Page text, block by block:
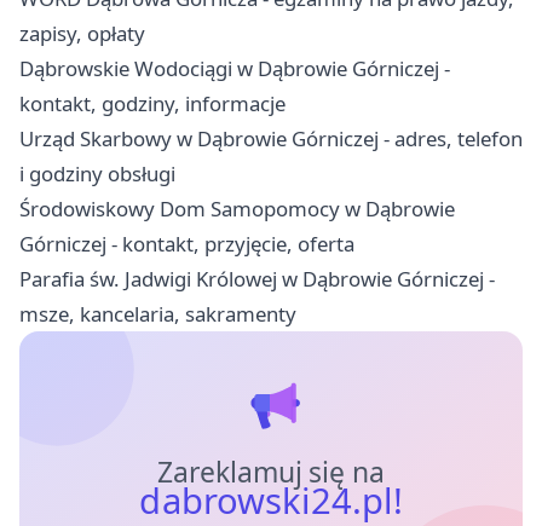
zapisy, opłaty
Dąbrowskie Wodociągi w Dąbrowie Górniczej -
kontakt, godziny, informacje
Urząd Skarbowy w Dąbrowie Górniczej - adres, telefon
i godziny obsługi
Środowiskowy Dom Samopomocy w Dąbrowie
Górniczej - kontakt, przyjęcie, oferta
Parafia św. Jadwigi Królowej w Dąbrowie Górniczej -
msze, kancelaria, sakramenty
Zareklamuj się na
dabrowski24.pl!